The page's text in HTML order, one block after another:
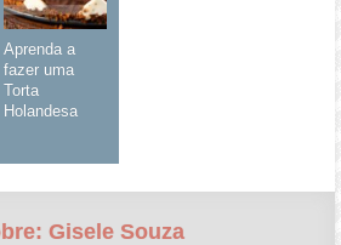
Aprenda a
fazer uma
Torta
Holandesa
Gisele Souza